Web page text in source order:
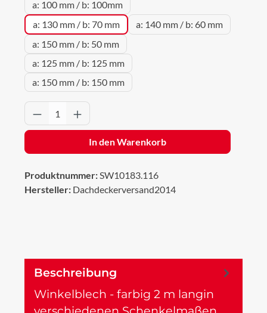
a: 100 mm / b: 100mm
a: 130 mm / b: 70 mm
a: 140 mm / b: 60 mm
a: 150 mm / b: 50 mm
a: 125 mm / b: 125 mm
a: 150 mm / b: 150 mm
Produkt Anzahl: Gib den gewünschten
In den Warenkorb
Produktnummer:SW10183.116
Hersteller: Dachdeckerversand2014
Beschreibung
Winkelblech - farbig 2 m langin